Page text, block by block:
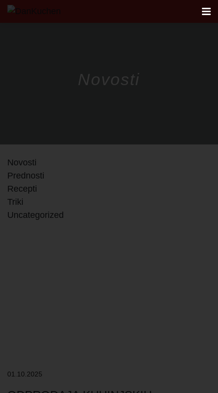
KUHINJE
Novosti
Novosti
Prednosti
Recepti
Triki
Uncategorized
01.10.2025